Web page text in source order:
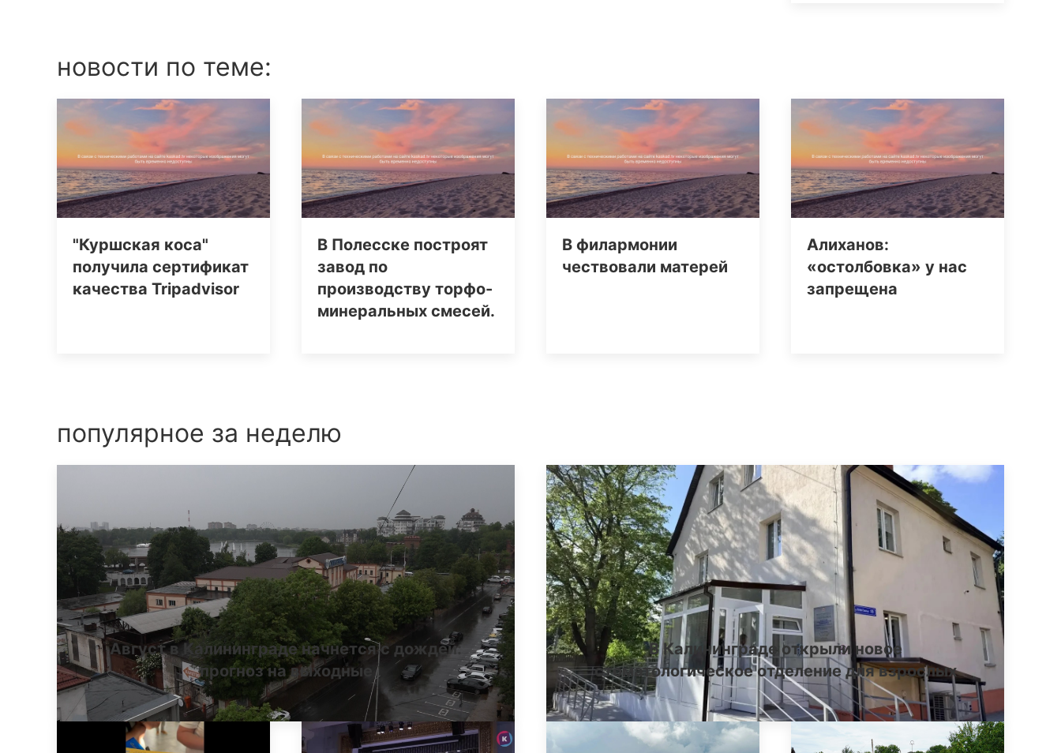
новости по теме:
"Куршская коса"
получила сертификат
качества Tripаdvisor
В Полесске построят
завод по
производству торфо-
минеральных смесей.
В филармонии
чествовали матерей
Алиханов:
«остолбовка» у нас
запрещена
популярное за неделю
Август в Калининграде начнется с дождей:
прогноз на выходные
В Калининграде открыли новое
стоматологическое отделение для взрослых